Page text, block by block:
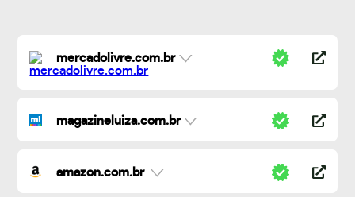
mercadolivre.com.br
magazineluiza.com.br
amazon.com.br